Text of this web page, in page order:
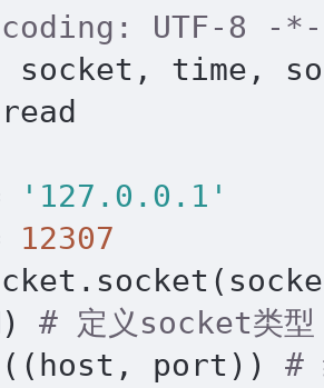
UTF-8 -*-
socket, time,
'127.0.0.1'
12307
# 定义socket类型
port)) #